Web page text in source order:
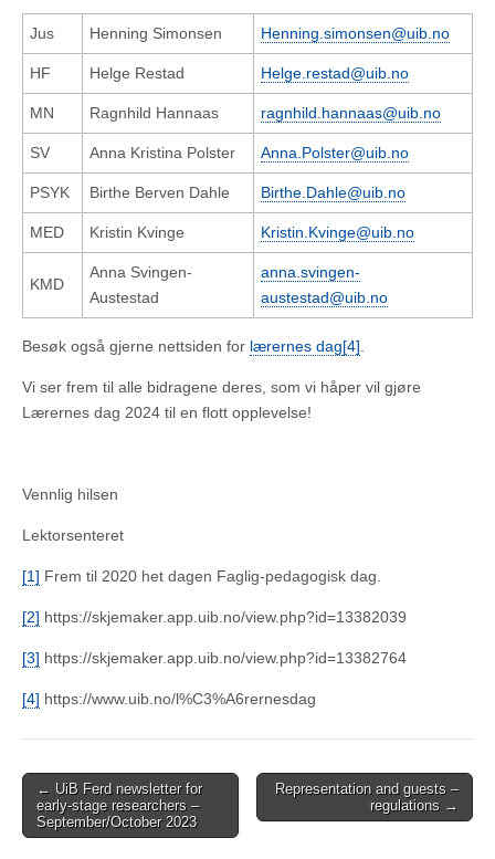
Jus Henning Simonsen Henning.simonsen@uib.no
HF Helge Restad Helge.restad@uib.no
MN Ragnhild Hannaas ragnhild.hannaas@uib.no
SV Anna Kristina Polster Anna.Polster@uib.no
PSYK Birthe Berven Dahle Birthe.Dahle@uib.no
MED Kristin Kvinge Kristin.Kvinge@uib.no
KMD
Anna Svingen-
Austestad
anna.svingen-
austestad@uib.no
Besøk også gjerne nettsiden for lærernes dag[4].
Vi ser frem til alle bidragene deres, som vi håper vil gjøre
Lærernes dag 2024 til en flott opplevelse!
Vennlig hilsen
Lektorsenteret
[1] Frem til 2020 het dagen Faglig-pedagogisk dag.
[2] https://skjemaker.app.uib.no/view.php?id=13382039
[3] https://skjemaker.app.uib.no/view.php?id=13382764
[4] https://www.uib.no/l%C3%A6rernesdag
Post
navigation
← UiB Ferd newsletter for
early-stage researchers –
September/October 2023
Representation and guests –
regulations →